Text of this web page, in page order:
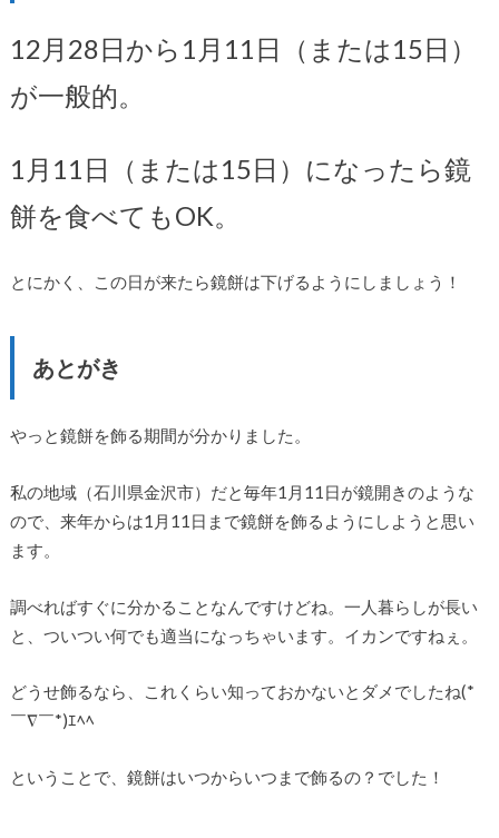
12月28日から1月11日（または15日）
が一般的。
1月11日（または15日）になったら鏡
餅を食べてもOK。
とにかく、この日が来たら鏡餅は下げるようにしましょう！
あとがき
やっと鏡餅を飾る期間が分かりました。
私の地域（石川県金沢市）だと毎年1月11日が鏡開きのような
ので、来年からは1月11日まで鏡餅を飾るようにしようと思い
ます。
調べればすぐに分かることなんですけどね。一人暮らしが長い
と、ついつい何でも適当になっちゃいます。イカンですねぇ。
どうせ飾るなら、これくらい知っておかないとダメでしたね(*
￣∇￣*)ｴﾍﾍ
ということで、鏡餅はいつからいつまで飾るの？でした！